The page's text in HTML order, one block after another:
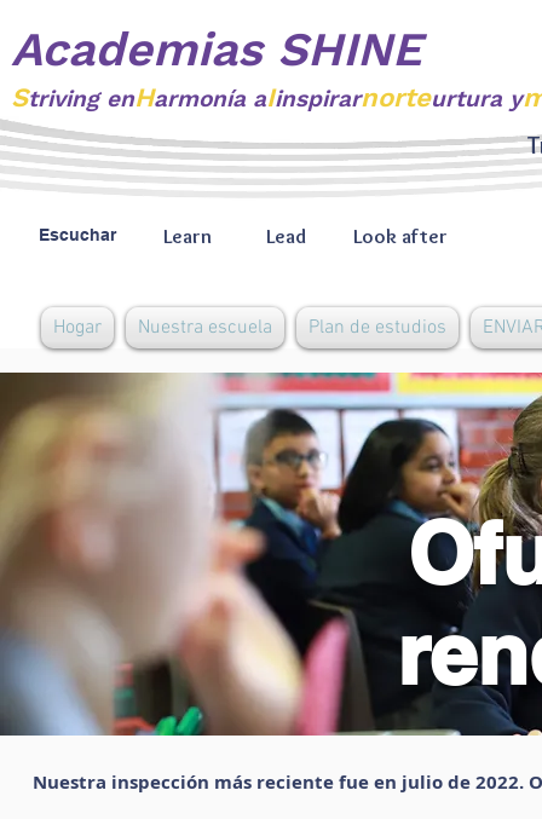
Academias SHINE
Striving enHarmonía aIinspirarnorteurtura y
Escuchar Learn Lead Look after
Hogar Nuestra escuela Plan de estudios
Nuestra inspección más reciente fue en julio de 2022.